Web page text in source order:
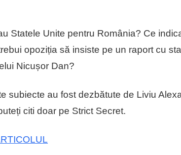
Statele Unite pentru România? Ce
opoziția să insiste pe un raport cu
Nicușor Dan?
subiecte au fost dezbătute de Liviu
citi doar pe Strict Secret.